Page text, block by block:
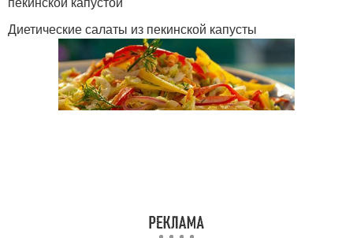
Диетические салаты из пекинской капусты